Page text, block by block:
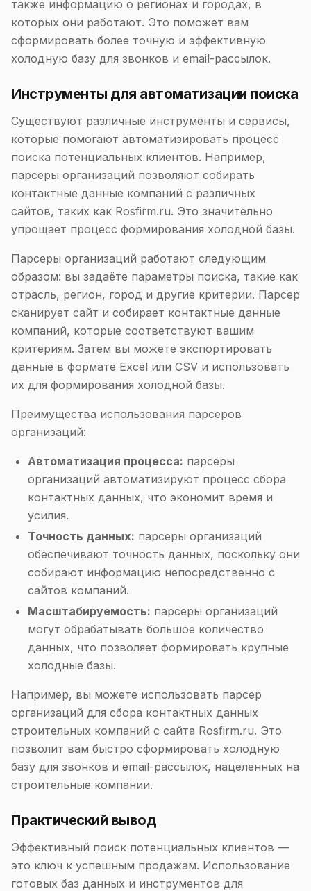
также информацию о регионах и городах, в
которых они работают. Это поможет вам
сформировать более точную и эффективную
холодную базу для звонков и email-рассылок.
Инструменты для автоматизации поиска
Существуют различные инструменты и сервисы,
которые помогают автоматизировать процесс
поиска потенциальных клиентов. Например,
парсеры организаций позволяют собирать
контактные данные компаний с различных
сайтов, таких как Rosfirm.ru. Это значительно
упрощает процесс формирования холодной базы.
Парсеры организаций работают следующим
образом: вы задаёте параметры поиска, такие как
отрасль, регион, город и другие критерии. Парсер
сканирует сайт и собирает контактные данные
компаний, которые соответствуют вашим
критериям. Затем вы можете экспортировать
данные в формате Excel или CSV и использовать
их для формирования холодной базы.
Преимущества использования парсеров
организаций:
Автоматизация процесса: парсеры
организаций автоматизируют процесс сбора
контактных данных, что экономит время и
усилия.
Точность данных: парсеры организаций
обеспечивают точность данных, поскольку они
собирают информацию непосредственно с
сайтов компаний.
Масштабируемость: парсеры организаций
могут обрабатывать большое количество
данных, что позволяет формировать крупные
холодные базы.
Например, вы можете использовать парсер
организаций для сбора контактных данных
строительных компаний с сайта Rosfirm.ru. Это
позволит вам быстро сформировать холодную
базу для звонков и email-рассылок, нацеленных на
строительные компании.
Практический вывод
Эффективный поиск потенциальных клиентов —
это ключ к успешным продажам. Использование
готовых баз данных и инструментов для